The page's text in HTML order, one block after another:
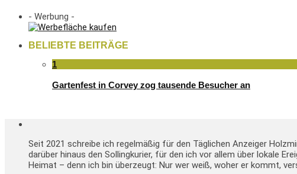
- Werbung -
BELIEBTE BEITRÄGE
1
Gartenfest in Corvey zog tausende Besucher an
Seit 2021 schreibe ich regelmäßig für den Täglichen Anzeiger
darüber hinaus den Sollingkurier, für den ich vor allem über lokale
Heimat – denn ich bin überzeugt: Nur wer weiß, woher er kommt,